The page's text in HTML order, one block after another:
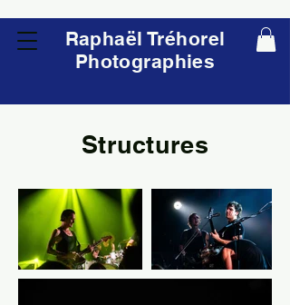
Raphaël Tréhorel
Photographies
Structures